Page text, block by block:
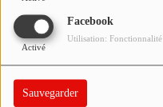
Facebook
Activé
Utilisation: Fonctionnalité
Sauvegarder
PARTICIPEZ
JEUX CONCOURS
RECRUTEMENT